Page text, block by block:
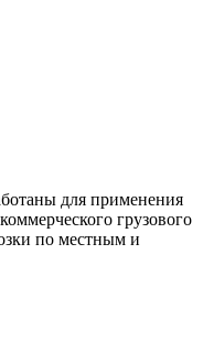
для применения
грузового
по местным и